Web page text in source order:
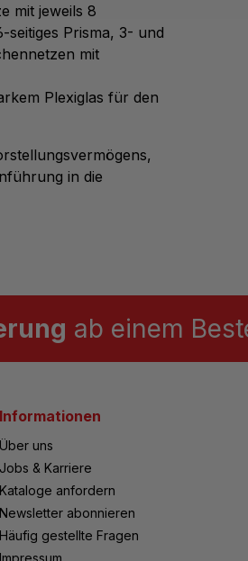
mit jeweils 8
seitiges Prisma, 3- und
mit
Plexiglas für den
in die
ab einem
Informationen
Über uns
Jobs & Karriere
Kataloge anfordern
Newsletter abonnieren
Häufig gestellte Fragen
Impressum